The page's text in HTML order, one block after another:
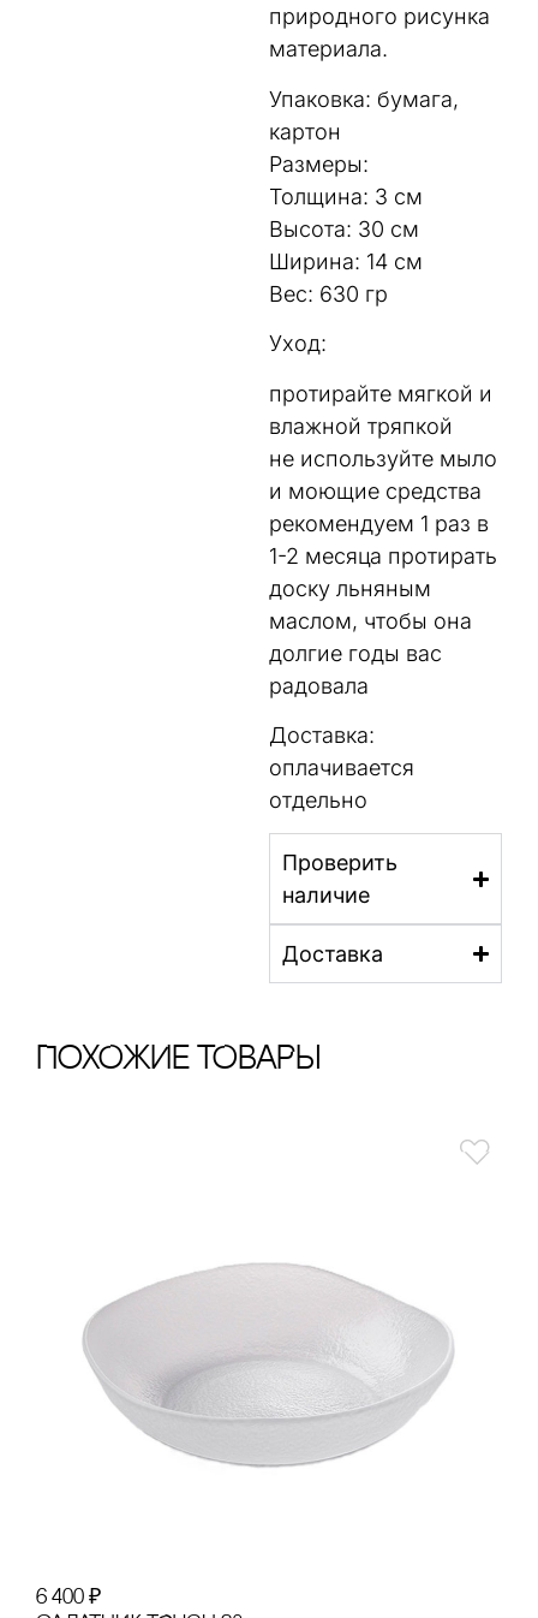
природного рисунка
материала.
Упаковка: бумага,
картон
Размеры:
Толщина: 3 см
Высота: 30 см
Ширина: 14 см
Вес: 630 гр
Уход:
протирайте мягкой и
влажной тряпкой
не используйте мыло
и моющие средства
рекомендуем 1 раз в
1-2 месяца протирать
доску льняным
маслом, чтобы она
долгие годы вас
радовала
Доставка:
оплачивается
отдельно
Проверить
наличие
Доставка
ПохОжИе тОваРы
6 400 ₽